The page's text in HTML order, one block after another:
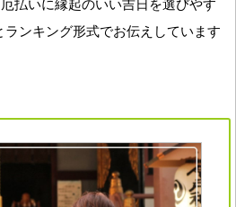
払いに縁起のいい吉日を選びやす
ンキング形式でお伝えしています